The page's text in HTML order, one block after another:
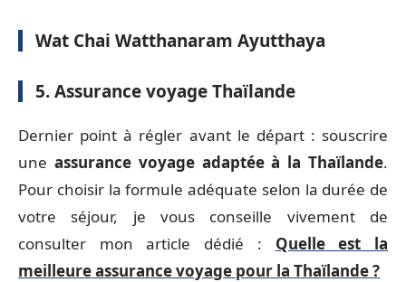
Wat Chai Watthanaram Ayutthaya
5. Assurance voyage Thaïlande
Dernier point à régler avant le départ : souscrire
une assurance voyage adaptée à la Thaïlande.
Pour choisir la formule adéquate selon la durée de
votre séjour, je vous conseille vivement de
consulter mon article dédié : Quelle est la
meilleure assurance voyage pour la Thaïlande ?